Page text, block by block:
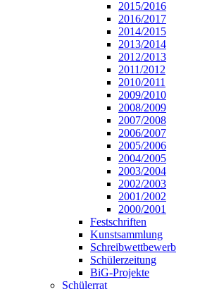
2015/2016
2016/2017
2014/2015
2013/2014
2012/2013
2011/2012
2010/2011
2009/2010
2008/2009
2007/2008
2006/2007
2005/2006
2004/2005
2003/2004
2002/2003
2001/2002
2000/2001
Festschriften
Kunstsammlung
Schreibwettbewerb
Schülerzeitung
BiG-Projekte
Schülerrat